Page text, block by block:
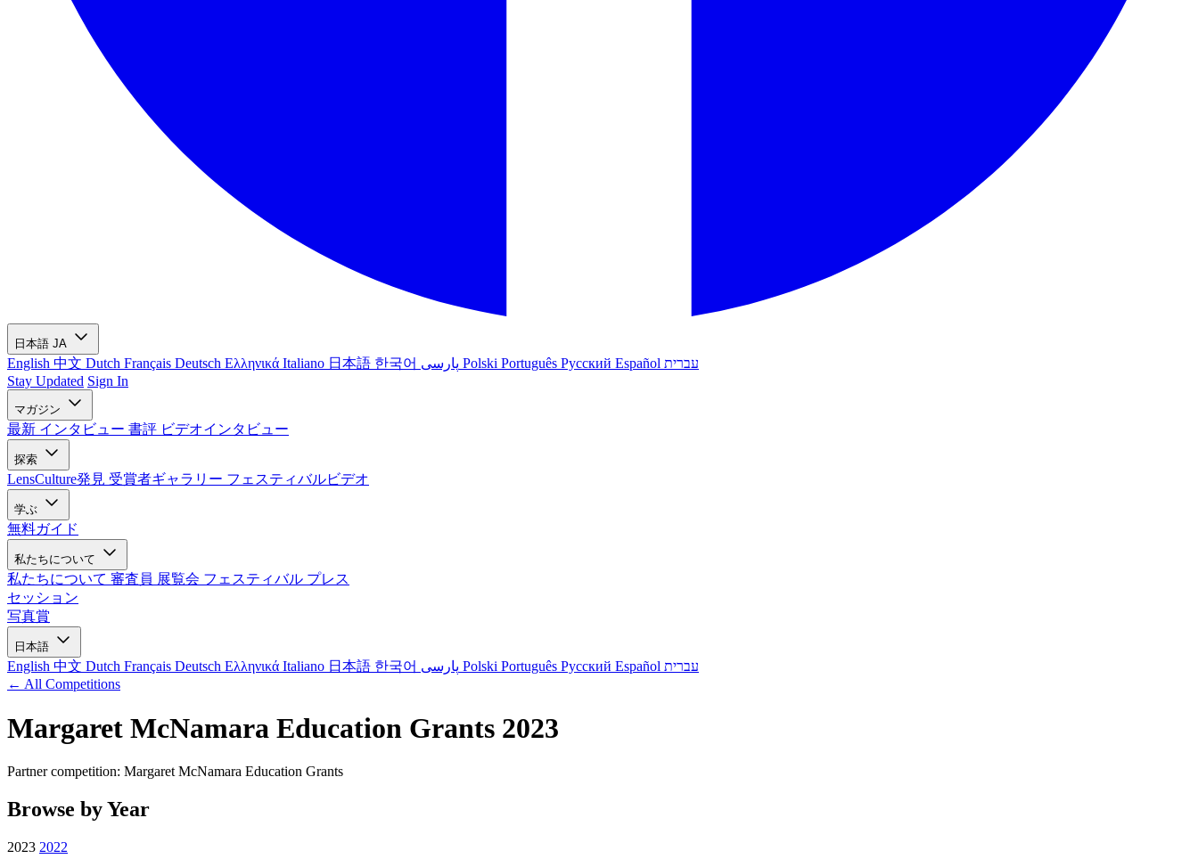
日本語 JA
English 中文 Dutch Français Deutsch Ελληνικά Italiano 日本語 한국어 Polski Português Русский Español עברית
Stay Updated Sign In
マガジン
最新 インタビュー 書評 ビデオインタビュー
探索
LensCulture発見 受賞者ギャラリー フェスティバルビデオ
学ぶ
無料ガイド
私たちについて
私たちについて 審査員 展覧会 フェスティバル プレス
セッション
写真賞
日本語
English 中文 Dutch Français Deutsch Ελληνικά Italiano 日本語 한국어 Polski Português Русский Español עברית
← All Competitions
Margaret McNamara Education Grants 2023
Partner competition: Margaret McNamara Education Grants
Browse by Year
2023 2022